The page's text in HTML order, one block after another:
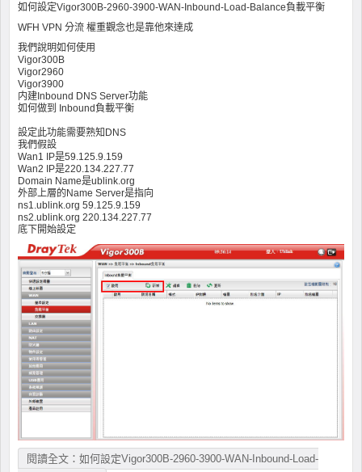
如何設定Vigor300B-2960-3900-WAN-Inbound-Load-Balance負載平衡
WFH VPN 分流 權重觀念也是靠他來達成
我們說明如何使用
Vigor300B
Vigor2960
Vigor3900
内建Inbound DNS Server功能
如何做到 Inbound負載平衡
設定此功能需要熟知DNS
我們假設
Wan1 IP是59.125.9.159
Wan2 IP是220.134.227.77
Domain Name是ublink.org
外部上層的Name Server是指向
ns1.ublink.org 59.125.9.159
ns2.ublink.org 220.134.227.77
底下開始設定
閱讀全文：如何設定Vigor300B-2960-3900-WAN-Inbound-Load-